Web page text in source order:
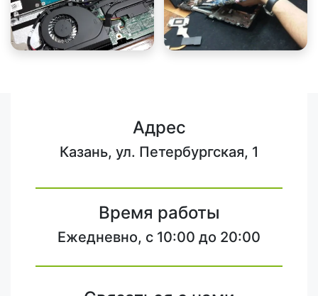
Адрес
Казань, ул. Петербургская, 1
Время работы
Ежедневно, с 10:00 до 20:00